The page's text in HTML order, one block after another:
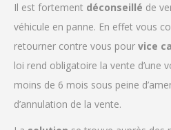
Il est fortement déconseillé de
véhicule en panne. En effet vous
retourner contre vous pour vice
loi rend obligatoire la vente d’une
moins de 6 mois sous peine
d’annulation de la vente.